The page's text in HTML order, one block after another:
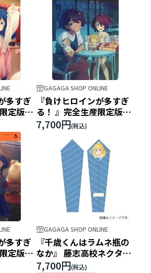
多すぎ
定版
GAGAGA SHOP ONLINE
『負けヒロインが多すぎ
る！ 』完全生産限定版
Blu-ray 5
7,700円
多すぎ
定版
GAGAGA SHOP ONLINE
『千歳くんはラムネ瓶の
なか』 藤志高校ネクタイ
柊夕湖
7,700円